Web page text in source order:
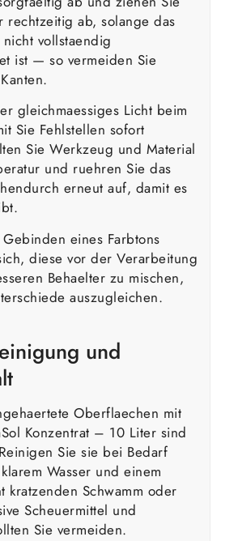
rechtzeitig ab, solange das
vollstaendig
ist — so vermeiden Sie
gleichmaessiges Licht beim
Sie Fehlstellen sofort
Sie Werkzeug und Material
und ruehren Sie das
erneut auf, damit es
eines Farbtons
diese vor der Verarbeitung
Behaelter zu mischen,
auszugleichen.
und
Oberflaechen mit
Konzentrat – 10 Liter sind
Sie sie bei Bedarf
Wasser und einem
kratzenden Schwamm oder
Scheuermittel und
Sie vermeiden.